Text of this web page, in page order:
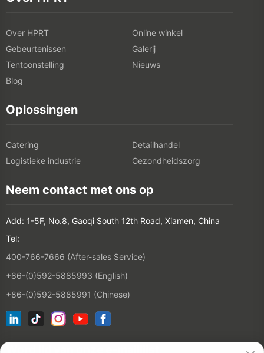
Over HPRT
Online winkel
Gebeurtenissen
Galerij
Tentoonstelling
Nieuws
Blog
Oplossingen
Catering
Detailhandel
Logistieke industrie
Gezondheidszorg
Neem contact met ons op
Add: 1-5F, No.8, Gaoqi South 12th Road, Xiamen, China
Tel:
400-766-7666 (After-sales Service)
+86-(0)592-5885993 (English)
+86-(0)592-5885991 (Chinese)